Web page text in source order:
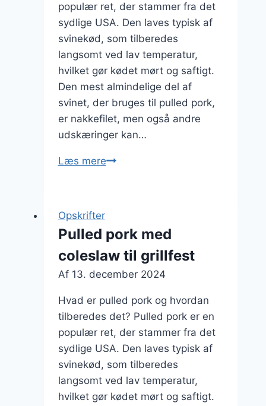
populær ret, der stammer fra det
sydlige USA. Den laves typisk af
svinekød, som tilberedes
langsomt ved lav temperatur,
hvilket gør kødet mørt og saftigt.
Den mest almindelige del af
svinet, der bruges til pulled pork,
er nakkefilet, men også andre
udskæringer kan…
Læs merePulled
ekstra
crunch
Opskrifter
Pulled pork med
coleslaw til grillfest
Af 13. december 2024
Hvad er pulled pork og hvordan
tilberedes det? Pulled pork er en
populær ret, der stammer fra det
sydlige USA. Den laves typisk af
svinekød, som tilberedes
langsomt ved lav temperatur,
hvilket gør kødet mørt og saftigt.